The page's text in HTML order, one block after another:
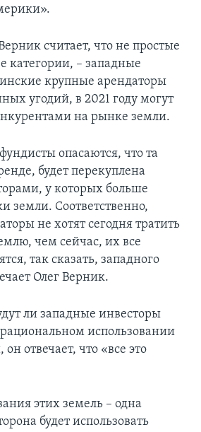
считает, что не простые
категории, – западные
крупные арендаторы
угодий, в 2021 году могут
на рынке земли.
опасаются, что та
будет перекуплена
у которых больше
земли. Соответственно,
не хотят сегодня тратить
чем сейчас, их все
так сказать, западного
Олег Верник.
ли западные инвесторы
использовании
отвечает, что «все это
этих земель – одна
будет использовать